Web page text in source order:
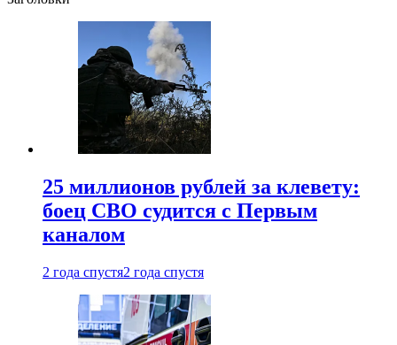
25 миллионов рублей за клевету:
боец СВО судится с Первым
каналом
2 года спустя2 года спустя